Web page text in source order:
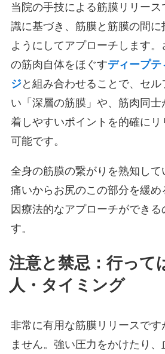
当院の手技による筋膜リリー
識に基づき、筋膜と筋膜の間に
ようにしてアプローチします
の筋肉自体をほぐすディープテ
ジと組み合わせることで、セル
い「深層の筋膜」や、筋肉同
着しやすいポイントを的確に
可能です。
全身の筋膜の繋がりを熟知し
痛いからお尻のこの部分を緩
因療法的なアプローチができ
す。
注意と禁忌：行って
人・タイミング
非常に有用な筋膜リリースです
ません。強い圧力をかけたり